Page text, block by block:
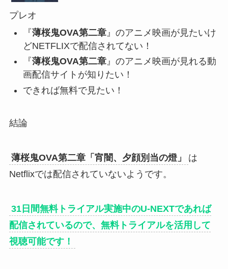
プレオ
『薄桜鬼OVA第二章』のアニメ映画が見たいけ
どNETFLIXで配信されてない！
『薄桜鬼OVA第二章』のアニメ映画が見れる動
画配信サイトが知りたい！
できれば無料で見たい！
結論
薄桜鬼OVA第二章「宵闇、夕顔別当の燈」
は
Netflixでは配信されていないようです。
31日間無料トライアル実施中のU-NEXTであれば
配信されているので、無料トライアルを活用して
視聴可能です！